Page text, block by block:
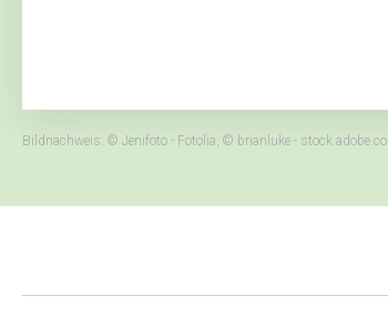
Bildnachweis: © Jenifoto - Fotolia, © brianluke -